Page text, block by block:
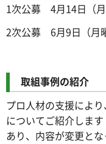
1次公募 4月14日（
2次公募 6月9日（月
取組事例の紹介
プロ人材の支援によ
についてご紹介しま
あり、内容が変更とな